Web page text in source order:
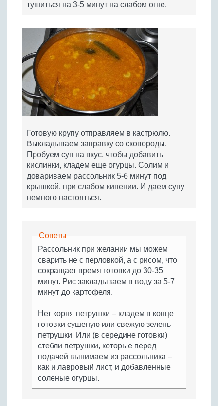
тушиться на 3-5 минут на слабом огне.
Готовую крупу отправляем в кастрюлю.
Выкладываем заправку со сковороды.
Пробуем суп на вкус, чтобы добавить
кислинки, кладем еще огурцы. Солим и
довариваем рассольник 5-6 минут под
крышкой, при слабом кипении. И даем супу
немного настояться.
Советы
Рассольник при желании мы можем
сварить не с перловкой, а с рисом, что
сокращает время готовки до 30-35
минут. Рис закладываем в воду за 5-7
минут до картофеля.
Нет корня петрушки – кладем в конце
готовки сушеную или свежую зелень
петрушки. Или (в середине готовки)
стебли петрушки, которые перед
подачей вынимаем из рассольника –
как и лавровый лист, и добавленные
соленые огурцы.